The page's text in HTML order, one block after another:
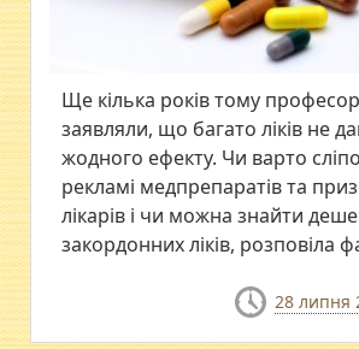
Ще кілька років тому
заявляли, що багато ліків не
жодного ефекту. Чи варто
рекламі медпрепаратів та
лікарів і чи можна знайти
закордонних ліків, розповіла
28 липня